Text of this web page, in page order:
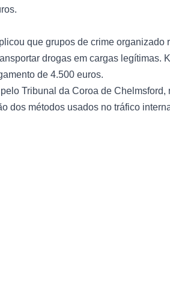
que grupos de crime organizado
drogas em cargas legítimas.
de 4.500 euros.
Tribunal da Coroa de
dos métodos usados no tráfico